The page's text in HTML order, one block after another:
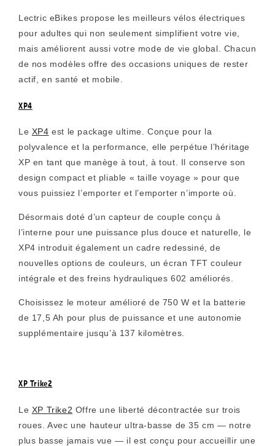
Lectric eBikes propose les meilleurs vélos électriques
pour adultes qui non seulement simplifient votre vie,
mais améliorent aussi votre mode de vie global. Chacun
de nos modèles offre des occasions uniques de rester
actif, en santé et mobile.
XP4
Le XP4 est le package ultime. Conçue pour la
polyvalence et la performance, elle perpétue l’héritage
XP en tant que manège à tout, à tout. Il conserve son
design compact et pliable « taille voyage » pour que
vous puissiez l’emporter et l’emporter n’importe où.
Désormais doté d’un capteur de couple conçu à
l’interne pour une puissance plus douce et naturelle, le
XP4 introduit également un cadre redessiné, de
nouvelles options de couleurs, un écran TFT couleur
intégrale et des freins hydrauliques 602 améliorés.
Choisissez le moteur amélioré de 750 W et la batterie
de 17,5 Ah pour plus de puissance et une autonomie
supplémentaire jusqu’à 137 kilomètres.
XP Trike2
Le XP Trike2 Offre une liberté décontractée sur trois
roues. Avec une hauteur ultra-basse de 35 cm — notre
plus basse jamais vue — il est conçu pour accueillir une